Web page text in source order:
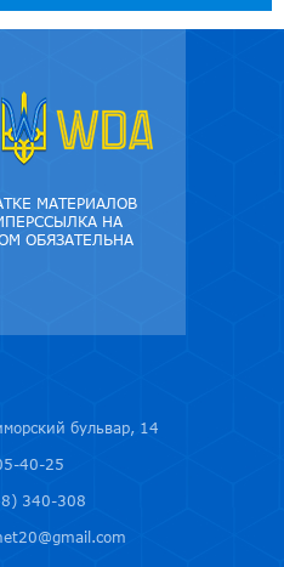
МАТЕРИАЛОВ
НА
ОБЯЗАТЕЛЬНА
бульвар, 14
40-25
340-308